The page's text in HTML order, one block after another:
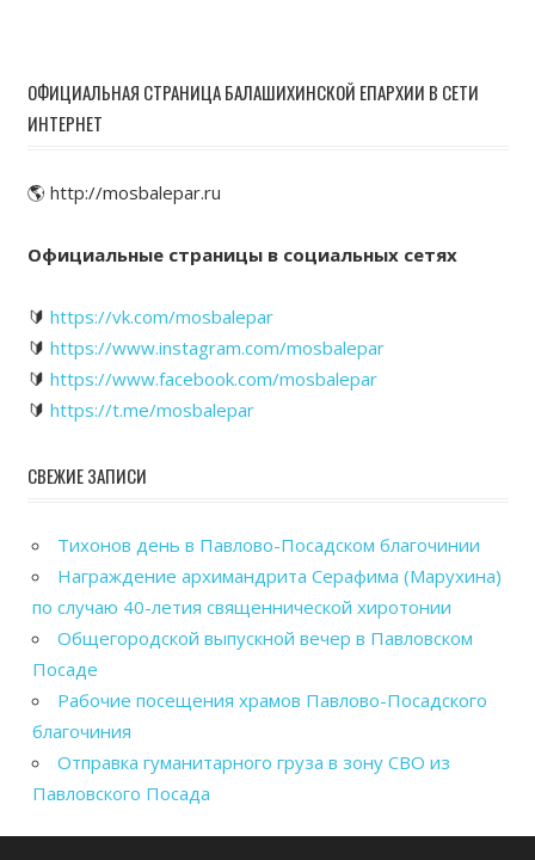
ОФИЦИАЛЬНАЯ СТРАНИЦА БАЛАШИХИНСКОЙ ЕПАРХИИ В СЕТИ
ИНТЕРНЕТ
🌎 http://mosbalepar.ru
Официальные страницы в социальных сетях
🔰 https://vk.com/mosbalepar
🔰 https://www.instagram.com/mosbalepar
🔰 https://www.facebook.com/mosbalepar
🔰 https://t.me/mosbalepar
СВЕЖИЕ ЗАПИСИ
Тихонов день в Павлово-Посадском благочинии
Награждение архимандрита Серафима (Марухина)
по случаю 40-летия священнической хиротонии
Общегородской выпускной вечер в Павловском
Посаде
Рабочие посещения храмов Павлово-Посадского
благочиния
Отправка гуманитарного груза в зону СВО из
Павловского Посада